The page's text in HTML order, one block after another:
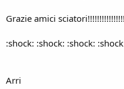
Grazie amici sciatori!!!!!!!!!!!!!!!!
:shock: :shock: :shock:
Arri